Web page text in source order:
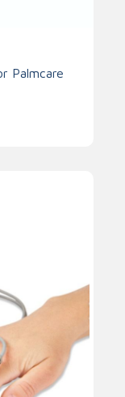
Palmcare